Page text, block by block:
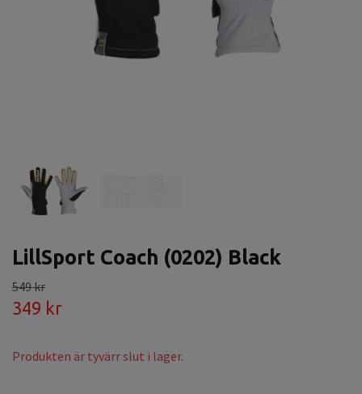
LillSport Coach (0202) Black
549 kr
349 kr
Produkten är tyvärr slut i lager.